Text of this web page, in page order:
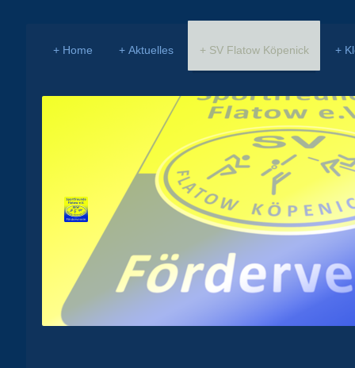
Home Aktuelles SV Flatow Köpenick